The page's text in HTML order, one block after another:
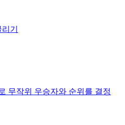
기
무작위 우승자와 순위를 결정